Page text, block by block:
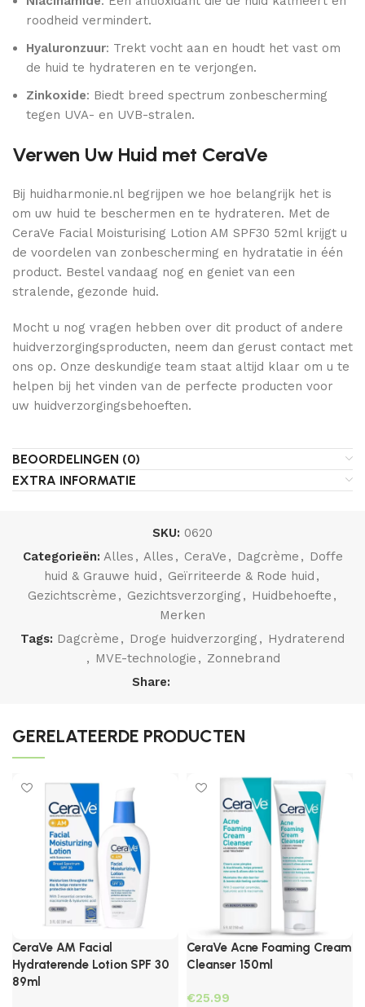
roodheid vermindert.
Hyaluronzuur: Trekt vocht aan en houdt het vast om
de huid te hydrateren en te verjongen.
Zinkoxide: Biedt breed spectrum zonbescherming
tegen UVA- en UVB-stralen.
Verwen Uw Huid met CeraVe
Bij huidharmonie.nl begrijpen we hoe belangrijk het is
om uw huid te beschermen en te hydrateren. Met de
CeraVe Facial Moisturising Lotion AM SPF30 52ml krijgt u
de voordelen van zonbescherming en hydratatie in één
product. Bestel vandaag nog en geniet van een
stralende, gezonde huid.
Mocht u nog vragen hebben over dit product of andere
huidverzorgingsproducten, neem dan gerust contact met
ons op. Onze deskundige team staat altijd klaar om u te
helpen bij het vinden van de perfecte producten voor
uw huidverzorgingsbehoeften.
BEOORDELINGEN (0)
EXTRA INFORMATIE
SKU: 0620
Categorieën: Alles , Alles , CeraVe , Dagcrème , Doffe
huid & Grauwe huid , Geïrriteerde & Rode huid ,
Gezichtscrème , Gezichtsverzorging , Huidbehoefte ,
Merken
Tags: Dagcrème , Droge huidverzorging , Hydraterend
, MVE-technologie , Zonnebrand
Share:
GERELATEERDE PRODUCTEN
CeraVe AM Facial
Hydraterende Lotion SPF 30
89ml
CeraVe Acne Foaming Cream
Cleanser 150ml
€